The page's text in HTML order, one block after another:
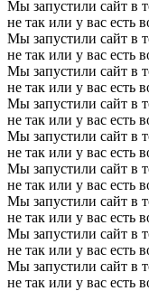
Мы запустили сайт в
не так или у вас
Мы запустили сайт в
не так или у вас
Мы запустили сайт в
не так или у вас
Мы запустили сайт в
не так или у вас
Мы запустили сайт в
не так или у вас
Мы запустили сайт в
не так или у вас
Мы запустили сайт в
не так или у вас
Мы запустили сайт в
не так или у вас
Мы запустили сайт в
не так или у вас